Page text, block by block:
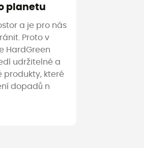
planetu
a je pro nás
Proto v
HardGreen
udržitelné a
produkty, které
dopadů n